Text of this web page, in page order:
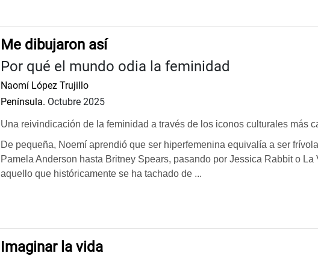
Me dibujaron así
Por qué el mundo odia la feminidad
Naomí López Trujillo
Península. Octubre 2025
Una reivindicación de la feminidad a través de los iconos culturales más
De pequeña, Noemí aprendió que ser hiperfemenina equivalía a ser
Pamela Anderson hasta Britney Spears, pasando por Jessica Rabbit o
aquello que históricamente se ha tachado de ...
Imaginar la vida